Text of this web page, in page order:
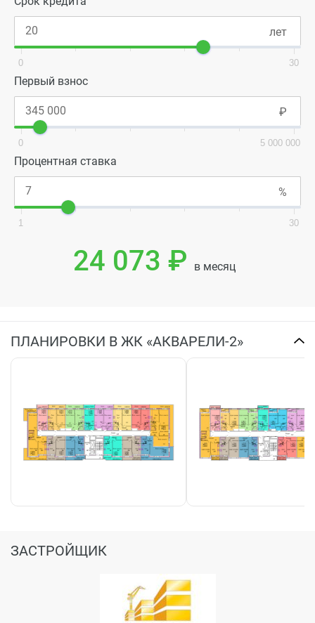
0 30
Первый взнос
0 5 000 000
Процентная ставка
1 30
24 073 ₽ в месяц
ПЛАНИРОВКИ В ЖК «АКВАРЕЛИ-2»
ЗАСТРОЙЩИК